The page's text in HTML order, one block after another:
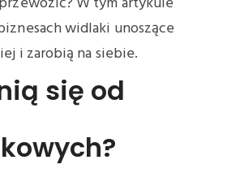
widlaki unoszące
i zarobią na siebie.
się od